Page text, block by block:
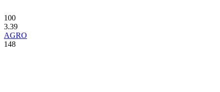
100
3.39
AGRO
148